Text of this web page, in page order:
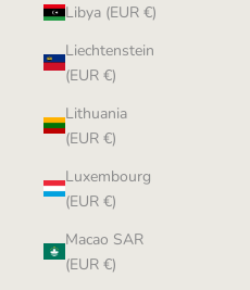
Libya (EUR €)
Liechtenstein
(EUR €)
Lithuania
(EUR €)
Luxembourg
(EUR €)
Macao SAR
(EUR €)